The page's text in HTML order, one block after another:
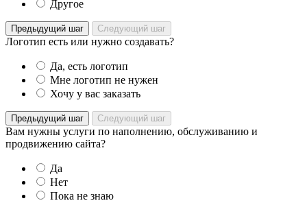
Другое
Предыдущий шаг Следующий шаг
Логотип есть или нужно создавать?
Да, есть логотип
Мне логотип не нужен
Хочу у вас заказать
Предыдущий шаг Следующий шаг
Вам нужны услуги по наполнению, обслуживанию и
продвижению сайта?
Да
Нет
Пока не знаю